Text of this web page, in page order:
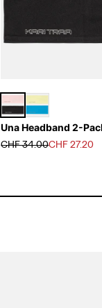
Una Headband 2-
Regulärer Preis
CHF 34.00Angebot
CHF 27.20